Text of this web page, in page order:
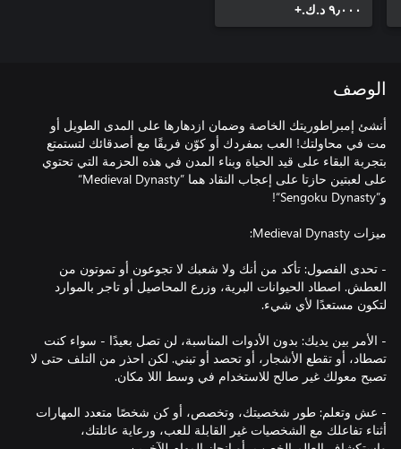
٩٫٠٠٠ د.ك.‏+
الوصف
أنشئ إمبراطوريتك الخاصة وضمان ازدهارها على المدى الطويل أو
مت في محاولتك! العب بمفردك أو كوّن فريقًا مع أصدقائك لتستمتع
بتجربة البقاء على قيد الحياة وبناء المدن في هذه الحزمة التي تحتوي
على لعبتين حازتا على إعجاب النقاد هما ”Medieval Dynasty“
- تحدى الفصول: تأكد من أنك ولا شعبك لا تجوعون أو تموتون من
العطش. اصطاد الحيوانات البرية، وزرع المحاصيل أو تاجر بالموارد
- الأمر بين يديك: بدون الأدوات المناسبة، لن تصل بعيدًا - سواء كنت
تصطاد، أو تقطع الأشجار، أو تحصد أو تبني. لكن احذر من التلف حتى لا
- عش وتعلم: طور شخصيتك، وتخصص، أو كن شخصًا متعدد المهارات
أثناء تفاعلك مع الشخصيات غير القابلة للعب، ورعاية عائلتك،